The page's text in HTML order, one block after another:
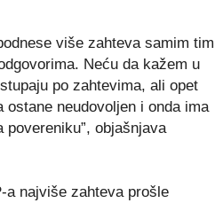
više zahteva samim tim
Neću da kažem u
po zahtevima, ali opet
ostane neudovoljen i onda ima
objašnjava
a najviše zahteva prošle